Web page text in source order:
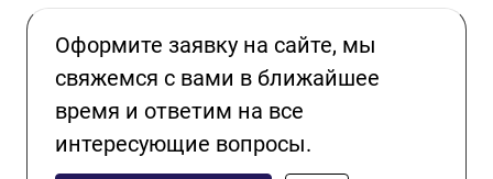
Оформите заявку на сайте, мы
свяжемся с вами в ближайшее
время и ответим на все
интересующие вопросы.